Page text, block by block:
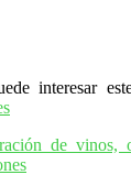
interesar
de vinos,